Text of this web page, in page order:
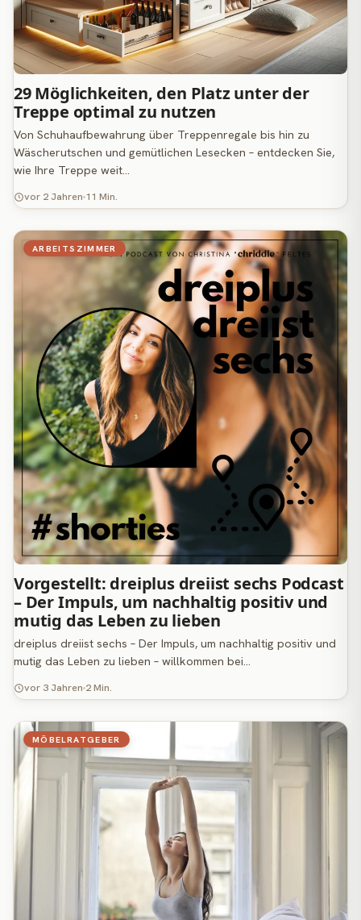
29 Möglichkeiten, den Platz unter der
Treppe optimal zu nutzen
Von Schuhaufbewahrung über Treppenregale bis hin zu
Wäscherutschen und gemütlichen Lesecken – entdecken Sie,
wie Ihre Treppe weit…
vor 2 Jahren 11 Min.
ARBEITSZIMMER
Vorgestellt: dreiplus dreiist sechs Podcast
– Der Impuls, um nachhaltig positiv und
mutig das Leben zu lieben
dreiplus dreiist sechs – Der Impuls, um nachhaltig positiv und
mutig das Leben zu lieben – willkommen bei…
vor 3 Jahren 2 Min.
MÖBELRATGEBER